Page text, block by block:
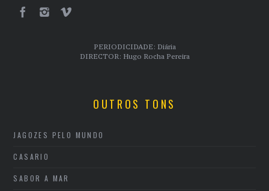
PERIODICIDADE: Diária
DIRECTOR: Hugo Rocha Pereira
OUTROS TONS
JAGOZES PELO MUNDO
CASARIO
SABOR A MAR